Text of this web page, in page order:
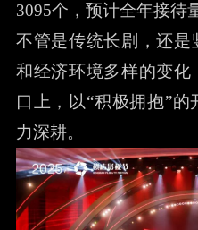
3095个，预计全年接待
不管是传统长剧，还是
和经济环境多样的变
口上，以“积极拥抱”
力深耕。